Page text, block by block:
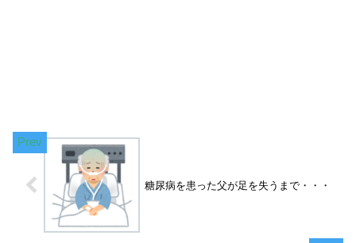
糖尿病を患った父が足を失うまで・・・